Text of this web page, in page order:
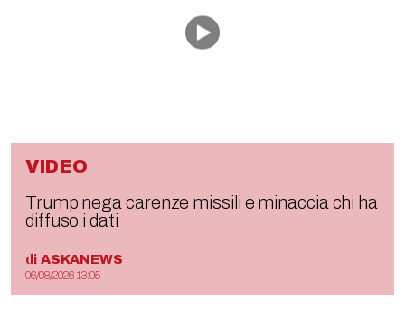
VIDEO
Trump nega carenze missili e minaccia chi ha
diffuso i dati
di ASKANEWS
06/08/2026 13:05